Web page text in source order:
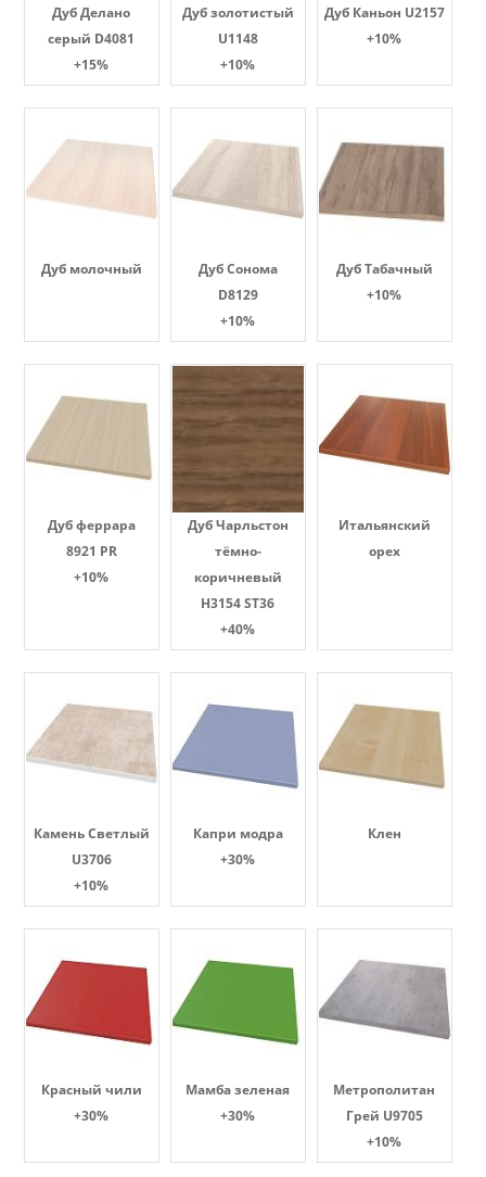
Дуб Делано
серый D4081
+15%
Дуб золотистый
U1148
+10%
Дуб Каньон U2157
+10%
Дуб молочный
Дуб Сонома
D8129
+10%
Дуб Табачный
+10%
Дуб феррара
8921 PR
+10%
Дуб Чарльстон
тёмно-
коричневый
H3154 ST36
+40%
Итальянский
орех
Камень Светлый
U3706
+10%
Капри модра
+30%
Клен
Красный чили
+30%
Мамба зеленая
+30%
Метрополитан
Грей U9705
+10%